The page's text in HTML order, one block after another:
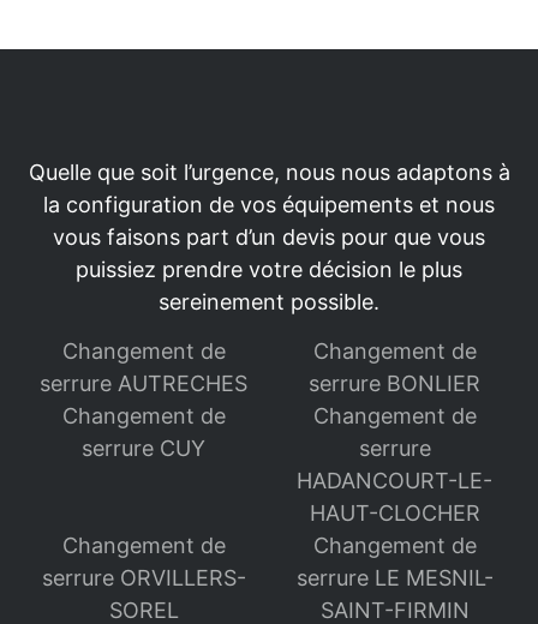
Quelle que soit l’urgence, nous nous adaptons à
la configuration de vos équipements et nous
vous faisons part d’un devis pour que vous
puissiez prendre votre décision le plus
sereinement possible.
Changement de
serrure AUTRECHES
Changement de
serrure BONLIER
Changement de
serrure CUY
Changement de
serrure
HADANCOURT-LE-
HAUT-CLOCHER
Changement de
serrure ORVILLERS-
SOREL
Changement de
serrure LE MESNIL-
SAINT-FIRMIN